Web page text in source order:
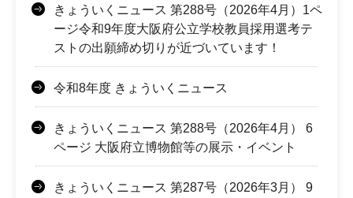
きょういくニュース 第288号（2026年4月）1ペ
ージ令和9年度大阪府公立学校教員採用選考テ
ストの出願締め切りが近づいています！
令和8年度 きょういくニュース
きょういくニュース 第288号（2026年4月） 6
ページ 大阪府立博物館等の展示・イベント
きょういくニュース 第287号（2026年3月） 9